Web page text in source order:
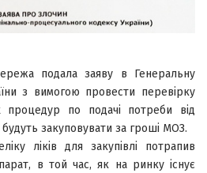
подала заяву в Генеральну
з вимогою провести перевірку
процедур по подачі потреби від
будуть закуповувати за гроші МОЗ.
ліків для закупівлі потрапив
в той час, як на ринку існує